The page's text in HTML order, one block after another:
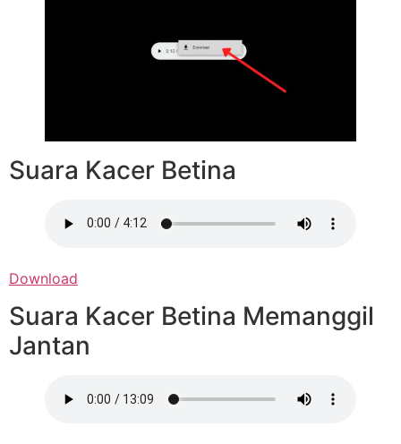
Suara Kacer Betina
Download
Suara Kacer Betina Memanggil
Jantan